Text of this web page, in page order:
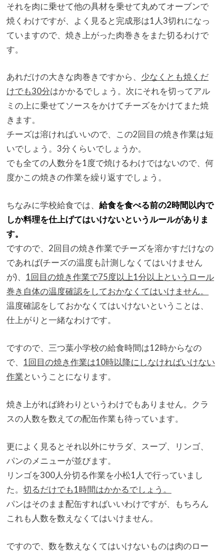
それを肉に乗せて他の具材を乗せて丸めてオーブンで
焼くわけですが、よく見ると完成形は1人3切れになっ
ていますので、 焼き上がった肉巻きをまた切るわけで
す。
あれだけの大きな肉巻きですから、 少なくとも焼くだ
けでも30分はかかるでしょう。 次にそれを切ってアル
ミの上に乗せてソースをかけてチーズをかけてまた焼
きます。
チーズは溶ければいいので、 この2回目の焼き作業は短
いでしょう。3分くらいでしょうか。
でも全ての人数分を1度で焼けるわけではないので、 何
度かこの焼きの作業を繰り返すでしょう。
ちなみに学校給食では、 給食を食べる前の2時間以内で
しか料理を仕上げてはいけないというルールがありま
す。
ですので、2回目の焼き作業でチーズを溶かすだけなの
であれば(チーズの温度も計測しなくてはいけません
が)、 1回目の焼き作業で75度以上1分以上というロール
巻き自体の温度確認をしておかなくてはいけません。
温度確認をしておかなくてはいけないということは、
仕上がりと一緒なわけです。
ですので、三つ葉小学校の給食時間は12時からなの
で、 1回目の焼き作業は10時以降にしなければいけない
作業というこ とになります。
焼き上がれば終わりというわけでもありません。クラ
スの人数を数えての配缶作業も待っています。
更によく見るとそれ以外にサラダ、スープ、リンゴ、
パンのメニューが並びます。
リンゴを300人分切る作業を小松1人で行っていまし
た。 切るだけでも1時間はかかるでしょう。
パンはそのまま配缶すればいいわけですが、
もちろん
これも人数を数えなくてはいけません。
ですので、 数を数えなくてはいけないものは肉のロー